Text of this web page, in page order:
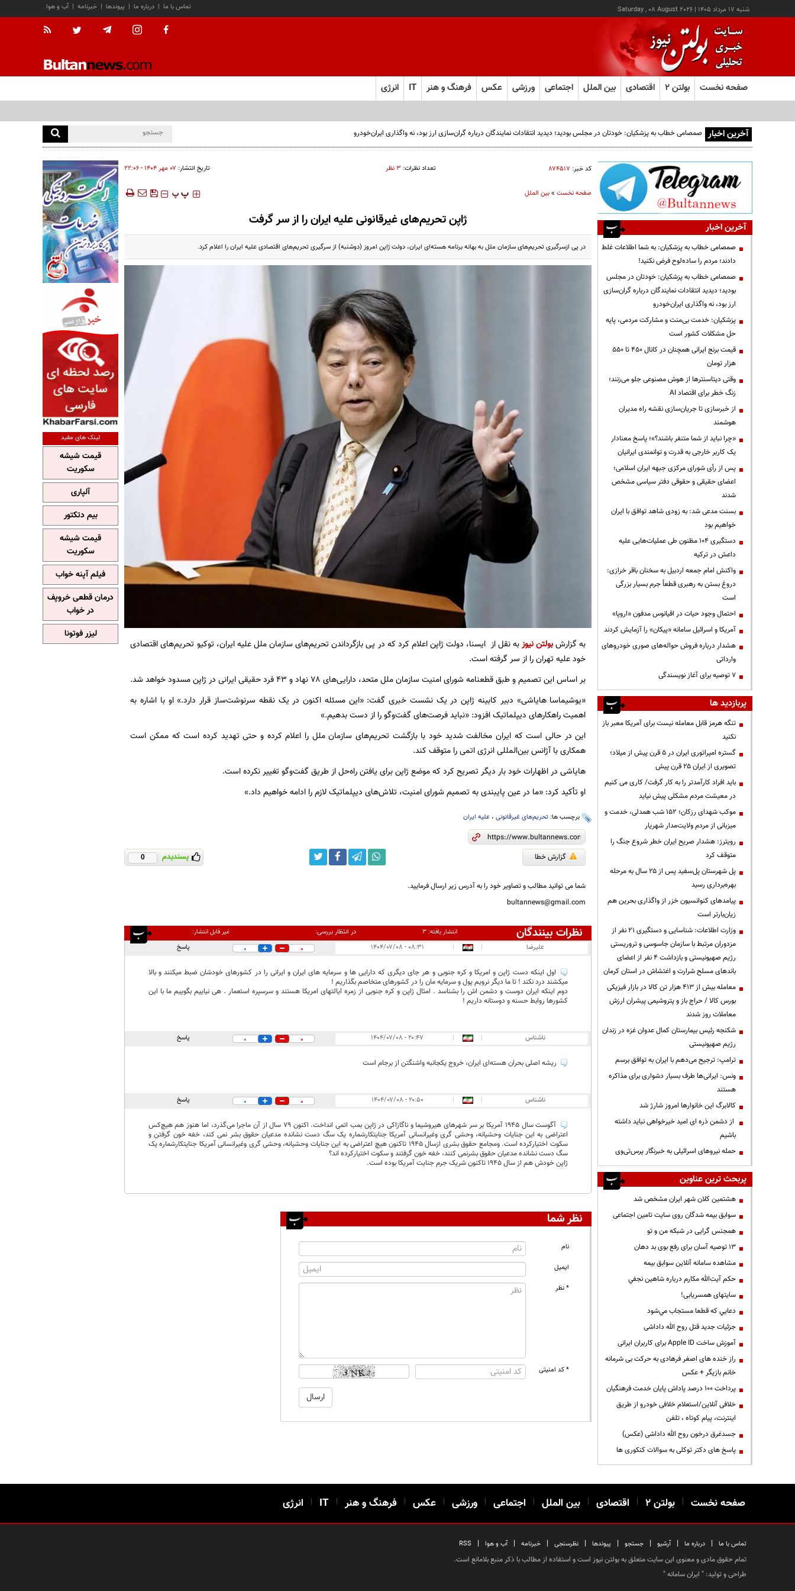
شنبه ۱۷ مرداد ۱۴۰۵ |
Saturday , 08 August 2026 آب و هوا | خبرنامه | پیوندها | درباره ما | تماس با ما
صفحه نخست بولتن ۲ اقتصادی بین الملل اجتماعی ورزشی عکس فرهنگ و هنر IT انرژی
آخرین اخبار صمصامی خطاب به پزشکیان: خودتان در مجلس بودید؛ دیدید انتقادات نمایندگان درباره گران‌سازی ارز بود، نه واگذاری ایران‌خودرو
کد خبر: ۸۷۴۵۱۷ تعداد نظرات: ۳ نظر تاریخ انتشار: ۰۷ مهر ۱۴۰۴ - ۲۲:۰۶
صفحه نخست»بین الملل ‍‍‍ پ پ
ژاپن تحریم‌های غیرقانونی علیه ایران را از سر گرفت
در پی ازسرگیری تحریم‌های سازمان ملل به بهانه برنامه هسته‌ای ایران، دولت ژاپن امروز (دوشنبه) از سرگیری تحریم‌های اقتصادی علیه ایران را اعلام کرد.
به گزارشبولتن نیوزبه نقل از ایسنا، دولت ژاپن اعلام کرد که در پی بازگرداندن تحریم‌های سازمان ملل علیه ایران، توکیو تحریم‌های اقتصادی
خود علیه تهران را از سر گرفته است.
بر اساس این تصمیم و طبق قطعنامه شورای امنیت سازمان ملل متحد، دارایی‌های ۷۸ نهاد و ۴۳ فرد حقیقی ایرانی در ژاپن مسدود خواهد شد.
«یوشیماسا هایاشی» دبیر کابینه ژاپن در یک نشست خبری گفت: «این مسئله اکنون در یک نقطه سرنوشت‌ساز قرار دارد.» او با اشاره به
اهمیت راهکارهای دیپلماتیک افزود: «نباید فرصت‌های گفت‌وگو را از دست بدهیم.»
این در حالی است که ایران مخالفت شدید خود با بازگشت تحریم‌های سازمان ملل را اعلام کرده و حتی تهدید کرده است که ممکن است
همکاری با آژانس بین‌المللی انرژی اتمی را متوقف کند.
هایاشی در اظهارات خود بار دیگر تصریح کرد که موضع ژاپن برای یافتن راه‌حل از طریق گفت‌وگو تغییر نکرده است.
او تأکید کرد: «ما در عین پایبندی به تصمیم شورای امنیت، تلاش‌های دیپلماتیک لازم را ادامه خواهیم داد.»
برچسب ها: تحریم‌های غیرقانونی ، علیه ایران
گزارش خطا پسندیدم 0
شما می توانید مطالب و تصاویر خود را به آدرس زیر ارسال فرمایید.
bultannews@gmail.com
نظرات بینندگان انتشار یافته:۳ در انتظار بررسی: غیر قابل انتشار:
علیرضا |
| ۰۸:۳۱ - ۱۴۰۴/۰۷/۰۸ 0
0 پاسخ
اول اینکه دست ژاپن و امریکا و کره جنوبی و هر جای دیگری که دارایی ها و سرمایه های ایران و ایرانی را در کشورهای خودشان ضبط میکنند و بالا
میکشند درد نکند ! تا ما دیگر نرویم پول و سرمایه مان را در کشورهای متخاصم بگذاریم !
دوم اینکه ایران دوست و دشمن اش را بشناسد . امثال ژاپن و کره جنوبی از زمره ایالتهای امریکا هستند و سرسپره استعمار . هی نیاییم بگوییم ما با این
کشورها روابط حسنه و دوستانه داریم !
ناشناس |
| ۲۰:۴۷ - ۱۴۰۴/۰۷/۰۸ 0
0 پاسخ
ریشه اصلی بحران هسته‌ای ایران، خروج یکجانبه واشنگتن از برجام است
ناشناس |
| ۲۰:۵۰ - ۱۴۰۴/۰۷/۰۸ 0
0 پاسخ
آگوست سال ۱۹۴۵ آمریکا بر سر شهرهای هیروشیما و ناگازاکی در ژاپن بمب اتمی انداخت. اکنون ۷۹ سال از آن ماجرا می‌گذرد، اما هنوز هم هیچ‌کس
اعتراضی به این جنایات وحشیانه، وحشی گری وغیرانسانی آمریکا جنایتکارشماره یک سگ دست نشانده مدعیان حقوق بشر نمی کند، خفه خون گرفتن و
سکوت اختیارکرده است. ومجامع حقوق بشری ازسال ۱۹۴۵ تاکنون هیچ اعتراضی به این جنایات وحشیانه، وحشی گری وغیرانسانی آمریکا جنایتکارشماره یک
سگ دست نشانده مدعیان حقوق بشرنمی کنند، خفه خون گرفتند و سکوت اختیارکرده اند؟
ژاپن خودش هم از سال ۱۹۴۵ تاکنون شریک جرم جنایت آمریکا بوده است.
نظر شما
نام
ایمیل
* نظر
* کد امنیتی
آخرین اخبار
صمصامی خطاب به پزشکیان: به شما اطلاعات غلط
دادند؛ مردم را ساده‌لوح فرض نکنید!
صمصامی خطاب به پزشکیان: خودتان در مجلس
بودید؛ دیدید انتقادات نمایندگان درباره گران‌سازی
ارز بود، نه واگذاری ایران‌خودرو
پزشکیان: خدمت بی‌منت و مشارکت مردمی، پایه
حل مشکلات کشور است
قیمت‌ برنج ایرانی همچنان در کانال ۴۵۰ تا ۵۵۰
هزار تومان
وقتی دیتاسنترها از هوش مصنوعی جلو می‌زنند؛
زنگ خطر برای اقتصاد AI
از خبرسازی تا جریان‌سازی نقشه راه مدیران
هوشمند
«چرا نباید از شما متنفر باشند؟»؛ پاسخ معنادار
یک کاربر خارجی به قدرت و توانمندی ایرانیان
پس از رأی شورای مرکزی جبهه ایران اسلامی؛
اعضای حقیقی و حقوقی دفتر سیاسی مشخص
شدند
بسنت مدعی شد: به زودی شاهد توافق با ایران
خواهیم بود
دستگیری ۱۰۴ مظنون طی عملیات‌هایی علیه
داعش در ترکیه
واکنش امام جمعه اردبیل به سخنان باقر خرازی:
دروغ بستن به رهبری قطعاً جرم بسیار بزرگی
است
احتمال وجود حیات در اقیانوس مدفون «اروپا»
آمریکا و اسرائیل سامانه «پیکان» را آزمایش کردند
هشدار درباره فروش حواله‌های صوری خودروهای
وارداتی
۷ توصیه برای آغاز نویسندگی
پربازدید ها
تنگه هرمز قابل معامله نیست برای آمریکا معبر باز
نکنید
گستره امپراتوری ایران در ۵ قرن پیش از میلاد؛
تصویری از ایران ۲۵ قرن پیش
باید افراد کارآمدتر را به کار گرفت/ کاری می کنیم
در معیشت مردم مشکلی پیش نیاید
موکب شهدای رزکان؛ ۱۵۲ شب همدلی، خدمت و
میزبانی از مردم ولایت‌مدار شهریار
رویترز: هشدار صریح ایران خطر شروع جنگ را
متوقف کرد
پل شهرستان پل‌سفید پس از ۲۵ سال به مرحله
بهره‌برداری رسید
پیامدهای کنوانسیون خزر از واگذاری بحرین هم
زیان‌بارتر است
وزارت اطلاعات: شناسایی و دستگیری ۲۱ نفر از
مزدوران مرتبط با سازمان جاسوسی و تروریستی
رژیم صهیونیستی و بازداشت ۴ نفر از اعضای
باندهای مسلح شرارت و اغتشاش در استان کرمان
معامله بیش از ۴۱۳ هزار تن کالا در بازار فیزیکی
بورس کالا / حراج باز و پتروشیمی پیشران ارزش
معاملات روز شدند
شکنجه رئیس بیمارستان کمال عدوان غزه در زندان
رژیم صهیونیستی
ترامپ: ترجیح می‌دهم با ایران به توافق برسم
ونس: ایرانی‌ها طرف بسیار دشواری برای مذاکره
هستند
کالابرگ این خانوارها امروز شارژ شد
از دشمن ذره ای امید خیرخواهی نباید داشته
باشیم
حمله نیروهای اسرائیلی به خبرنگار پرس‌تی‌وی
پربحث ترین عناوین
هشتمین کلان شهر ایران مشخص شد
سوابق بیمه شدگان روی سایت تامین اجتماعی
همجنس گرایی در شبکه من و تو
13 توصیه آسان برای رفع بوی بد دهان
مشاهده سامانه آنلاين سوابق بیمه
حكم آيت‌الله مكارم درباره شاهين نجفي
سایتهای همسریابی!
دعايي كه قطعا مستجاب مي‌شود
جزئیات جدید قتل روح الله داداشی
آموزش ساخت Apple ID برای کاربران ایرانی
راز خنده های اصغر فرهادی به حرکت بی شرمانه
خانم بازیگر + عکس
پرداخت ۱۰۰ درصد پاداش پایان خدمت فرهنگیان
خلافی آنلاین/استعلام خلافی خودرو از طریق
اینترنت، پیام کوتاه ، تلفن
جسدغرق درخون روح الله داداشی (عکس)
پاسخ های دکتر توکلی به سوالات کنکوری ها
لینک های مفید
قیمت شیشه
سکوریت
آلپاری
بیم دتکتور
قیمت شیشه
سکوریت
فیلم آپنه خواب
درمان قطعی خروپف
در خواب
لیزر فوتونا
صفحه نخست | بولتن ۲ | اقتصادی | بین الملل | اجتماعی | ورزشی | عکس | فرهنگ و هنر |
IT
| انرژی
تماس با ما | درباره ما | آرشیو | جستجو | پیوندها | نظرسنجی | خبرنامه | آب و هوا |
RSS
تمام حقوق مادی و معنوی این سایت متعلق به بولتن نیوز است و استفاده از مطالب با ذکر منبع بلامانع است.
طراحی و تولید: " ایران سامانه"